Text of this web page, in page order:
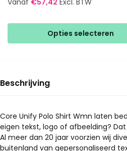
Opties selecteren
heeft
Deze
gekozen
worden
op
Beschrijving
Core Unify Polo Shirt Wmn laten
eigen tekst, logo of afbeelding?
Al meer dan 20 jaar voorzien wij
buitenland van gepersonaliseerd